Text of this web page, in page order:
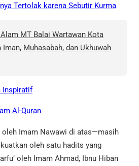
Tertolak karena Sebutir Kurma
MT Balai Wartawan Kota
Muhasabah, dan Ukhuwah
Inspiratif
Al-Quran
oleh Imam Nawawi di atas—masih
oleh satu hadits yang
oleh Imam Ahmad, Ibnu Hiban